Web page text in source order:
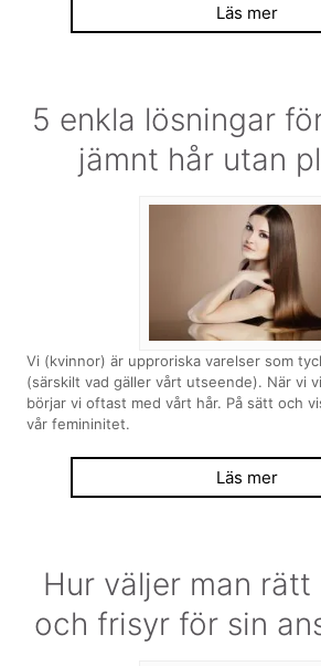
Läs mer
5 enkla lösningar
jämnt hår utan
Vi (kvinnor) är upproriska varelser som
(särskilt vad gäller vårt utseende). När vi
börjar vi oftast med vårt hår. På sätt och
vår femininitet.
Läs mer
Hur väljer man
och frisyr för sin